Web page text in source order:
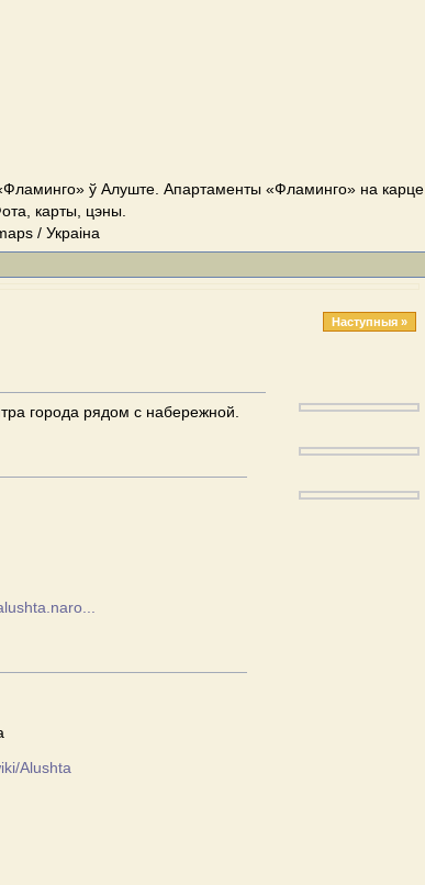
ў Алуште. Апартаменты «Фламинго» на карце
карты, цэны.
/ Украіна
Наступныя »
города рядом с набережной.
Alushta